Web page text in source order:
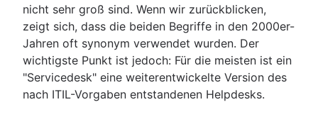
nicht sehr groß sind. Wenn wir zurückblicken,
zeigt sich, dass die beiden Begriffe in den 2000er-
Jahren oft synonym verwendet wurden. Der
wichtigste Punkt ist jedoch: Für die meisten ist ein
"Servicedesk" eine weiterentwickelte Version des
nach ITIL-Vorgaben entstandenen Helpdesks.